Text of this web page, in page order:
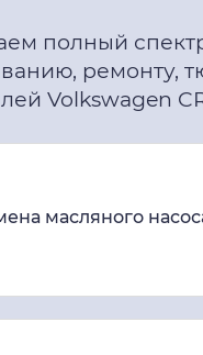
полный
ремонту,
Volkswagen
масляного